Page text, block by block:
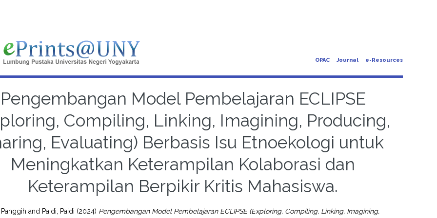
OPAC Journal e-Resources
Pengembangan Model Pembelajaran ECLIPSE
Compiling, Linking, Imagining, Producing,
Evaluating) Berbasis Isu Etnoekologi untuk
Meningkatkan Keterampilan Kolaborasi dan
Keterampilan Berpikir Kritis Mahasiswa.
and Paidi, Paidi (2024) Pengembangan Model Pembelajaran ECLIPSE (Exploring, Compiling, Linking, Imagining,